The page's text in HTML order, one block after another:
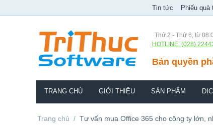
Tin tức Phiếu quà
Thứ 2 - Thứ 6, từ
HOTLINE: (028)
Bản quyền
TRANG CHỦ GIỚI THIỆU SẢN PHẨM
Trang chủ / Tư vấn mua Office 365 cho công ty lớn,